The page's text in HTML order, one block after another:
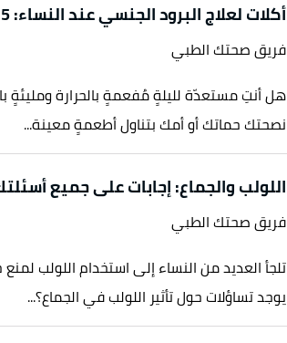
أكلات لعلاج البرود الجنسي عند النساء: 25 نوعاً!
فريق صحتك الطبي
هل أنتِ مستعدّة لليلةٍ مُفعمةٍ بالحرارة ومليئةٍ
نصحتك حماتك أو أمك بتناول أطعمةٍ معينة...
اللولب والجماع: إجابات على جميع
فريق صحتك الطبي
تلجأ العديد من النساء إلى استخدام اللولب
يوجد تساؤلات حول تأثير اللولب في الجماع؟...